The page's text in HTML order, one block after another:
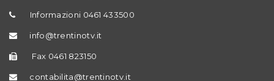
Informazioni 0461 433500
info@trentinotv.it
Fax 0461 823150
contabilita@trentinotv.it